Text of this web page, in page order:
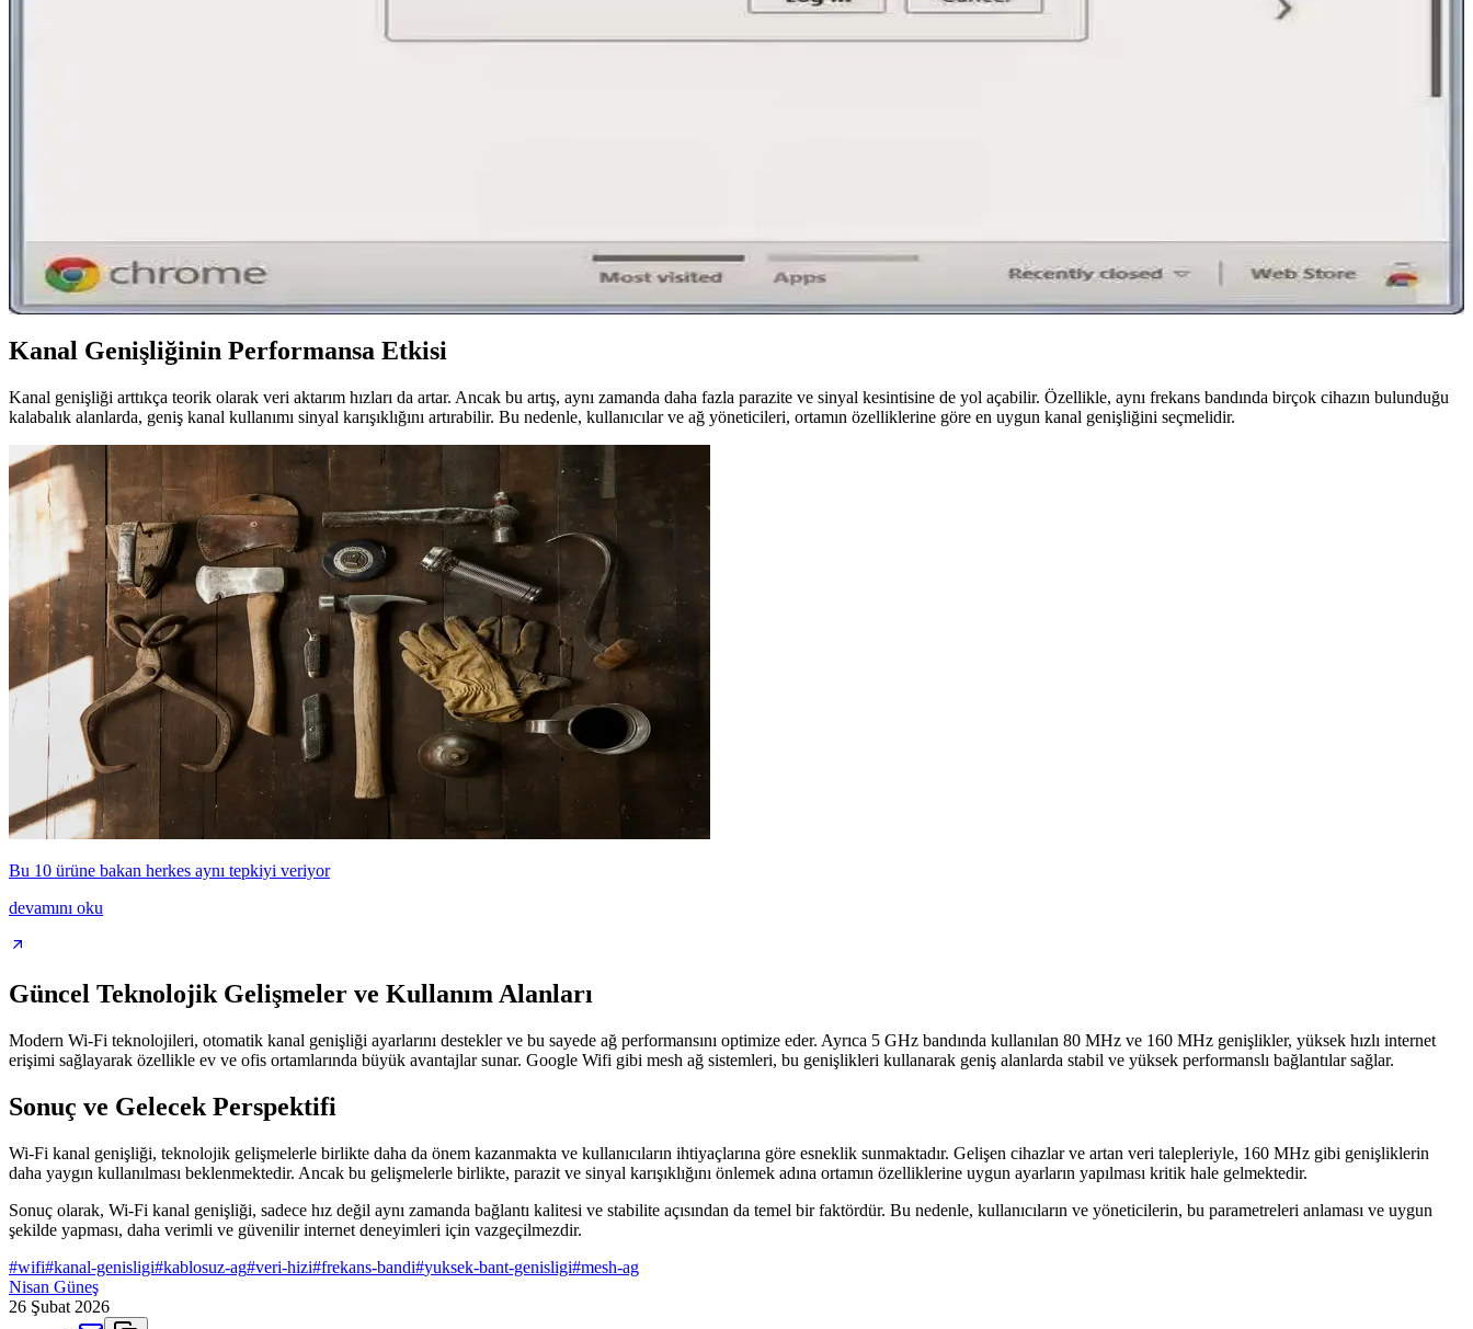
Bulunan iPhone'un sahibine ulaşmak için SIM kart kontrolü, Siri ve acil durum bilgileri kullanımı, Wi-Fi bağlantısı ve Apple Store ya da polis merkezine teslim gibi yöntemler detaylıca ele alınmaktadır.
Wi-Fi Şifresi Güvenliği ve Öğrenme Yöntemleri Hakkında Kapsamlı Bilgi
Wi-Fi şifresi, kablosuz ağ güvenliği için kritik öneme sahiptir. Bu makalede, şifre öğrenme yöntemleri ve güvenlik ipuçları detaylı şekilde anlatılmaktadır.
Kanal Genişliğinin Performansa Etkisi
Kanal genişliği arttıkça teorik olarak veri aktarım hızları da artar. Ancak bu artış, aynı zamanda daha fazla parazite ve sinyal kesintisine de yol açabilir. Özellikle, aynı frekans bandında birçok cihazın bulunduğu
kalabalık alanlarda, geniş kanal kullanımı sinyal karışıklığını artırabilir. Bu nedenle, kullanıcılar ve ağ yöneticileri, ortamın özelliklerine göre en uygun kanal genişliğini seçmelidir.
Bu 10 ürüne bakan herkes aynı tepkiyi veriyor
devamını oku
Güncel Teknolojik Gelişmeler ve Kullanım Alanları
Modern Wi-Fi teknolojileri, otomatik kanal genişliği ayarlarını destekler ve bu sayede ağ performansını optimize eder. Ayrıca 5 GHz bandında kullanılan 80 MHz ve 160 MHz genişlikler, yüksek hızlı internet
erişimi sağlayarak özellikle ev ve ofis ortamlarında büyük avantajlar sunar. Google Wifi gibi mesh ağ sistemleri, bu genişlikleri kullanarak geniş alanlarda stabil ve yüksek performanslı bağlantılar sağlar.
Sonuç ve Gelecek Perspektifi
Wi-Fi kanal genişliği, teknolojik gelişmelerle birlikte daha da önem kazanmakta ve kullanıcıların ihtiyaçlarına göre esneklik sunmaktadır. Gelişen cihazlar ve artan veri talepleriyle, 160 MHz gibi genişliklerin
daha yaygın kullanılması beklenmektedir. Ancak bu gelişmelerle birlikte, parazit ve sinyal karışıklığını önlemek adına ortamın özelliklerine uygun ayarların yapılması kritik hale gelmektedir.
Sonuç olarak, Wi-Fi kanal genişliği, sadece hız değil aynı zamanda bağlantı kalitesi ve stabilite açısından da temel bir faktördür. Bu nedenle, kullanıcıların ve yöneticilerin, bu parametreleri anlaması ve uygun
şekilde yapması, daha verimli ve güvenilir internet deneyimleri için vazgeçilmezdir.
#wifi#kanal-genisligi#kablosuz-ag#veri-hizi#frekans-bandi#yuksek-bant-genisligi#mesh-ag
Nisan Güneş
26 Şubat 2026